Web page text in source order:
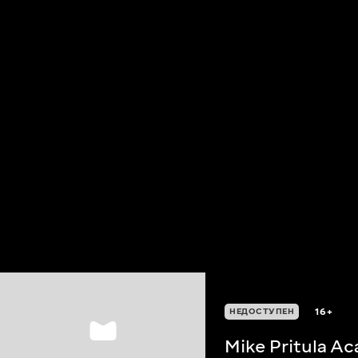
НЕДОСТУПЕН 16+
Mike Pritula